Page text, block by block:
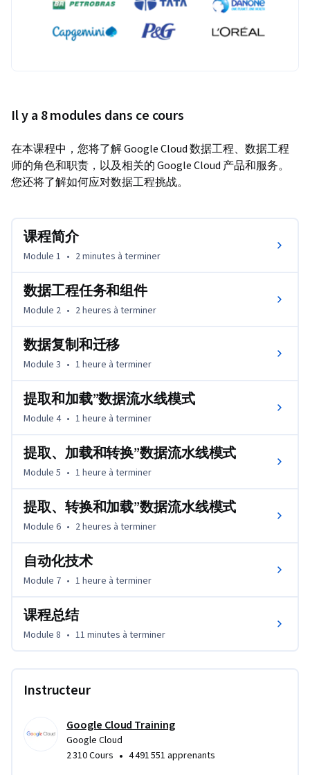
Il y a 8 modules dans ce cours
在本课程中，您将了解 Google Cloud 数据工程、数据工程
师的角色和职责，以及相关的 Google Cloud 产品和服务。
您还将了解如何应对数据工程挑战。
课程简介
Module 1 • 2 minutes à terminer
数据工程任务和组件
Module 2 • 2 heures à terminer
数据复制和迁移
Module 3 • 1 heure à terminer
提取和加载”数据流水线模式
Module 4 • 1 heure à terminer
提取、加载和转换”数据流水线模式
Module 5 • 1 heure à terminer
提取、转换和加载”数据流水线模式
Module 6 • 2 heures à terminer
自动化技术
Module 7 • 1 heure à terminer
课程总结
Module 8 • 11 minutes à terminer
Instructeur
Google Cloud Training
Google Cloud
2 310 Cours • 4 491 551 apprenants